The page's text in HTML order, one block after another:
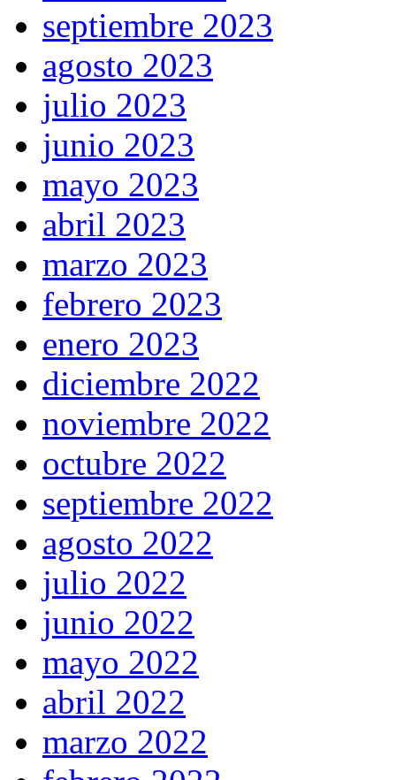
septiembre 2023
agosto 2023
julio 2023
junio 2023
mayo 2023
abril 2023
marzo 2023
febrero 2023
enero 2023
diciembre 2022
noviembre 2022
octubre 2022
septiembre 2022
agosto 2022
julio 2022
junio 2022
mayo 2022
abril 2022
marzo 2022